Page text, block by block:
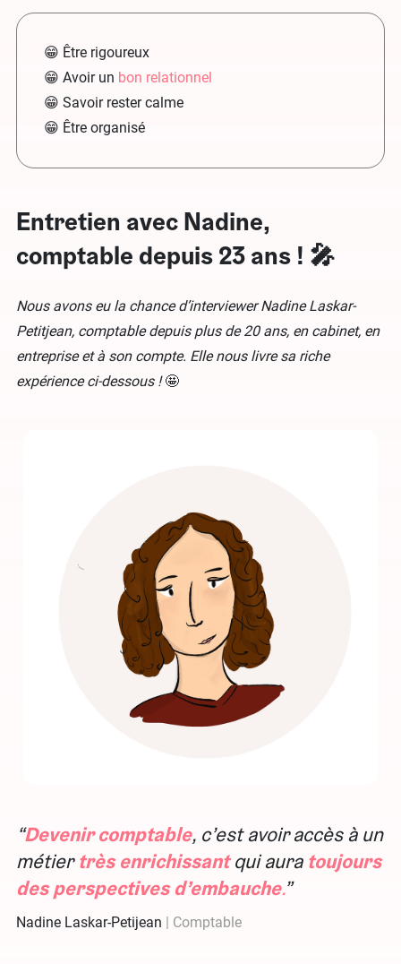
😁 Être rigoureux
😁 Avoir un bon relationnel
😁 Savoir rester calme
😁 Être organisé
Entretien avec Nadine,
comptable depuis 23 ans ! 🎤
Nous avons eu la chance d’interviewer Nadine Laskar-
Petitjean, comptable depuis plus de 20 ans, en cabinet, en
entreprise et à son compte. Elle nous livre sa riche
expérience ci-dessous !🤩
Devenir comptable, c’est avoir accès à un
métiertrès enrichissantqui auratoujours
des perspectives d’embauche.
Nadine Laskar-Petijean Comptable